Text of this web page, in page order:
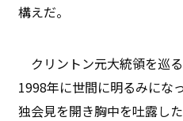
構えだ。
クリントン元大統領を巡
1998年に世間に明るみにな
独会見を開き胸中を吐露し